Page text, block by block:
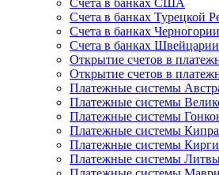
Счета в банках США
Счета в банках Турецкой
Счета в банках Черногории
Счета в банках Швейцарии
Открытие счетов в
Открытие счетов в
Платежные системы
Платежные системы
Платежные системы
Платежные системы Кипра
Платежные системы
Платежные системы